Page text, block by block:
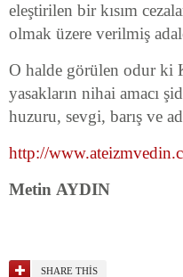
eleştirilen bir kısım
olmak üzere verilmiş
O halde görülen odur ki
yasakların nihai amacı
huzuru, sevgi, barış ve
http://
Metin AYDIN
SHARE THIS